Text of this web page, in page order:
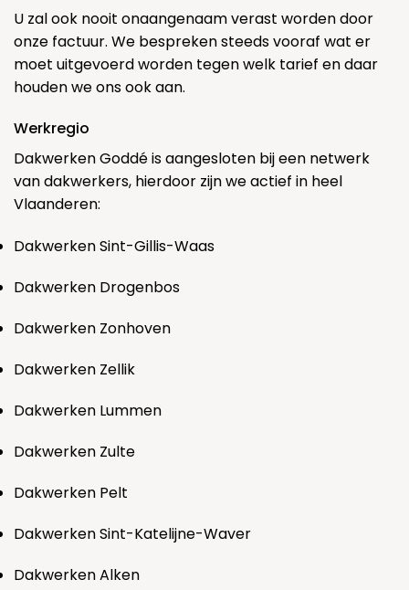
U zal ook nooit onaangenaam verast worden door
onze factuur. We bespreken steeds vooraf wat er
moet uitgevoerd worden tegen welk tarief en daar
houden we ons ook aan.
Werkregio
Dakwerken Goddé is aangesloten bij een netwerk
van dakwerkers, hierdoor zijn we actief in heel
Vlaanderen:
Dakwerken Sint-Gillis-Waas
Dakwerken Drogenbos
Dakwerken Zonhoven
Dakwerken Zellik
Dakwerken Lummen
Dakwerken Zulte
Dakwerken Pelt
Dakwerken Sint-Katelijne-Waver
Dakwerken Alken